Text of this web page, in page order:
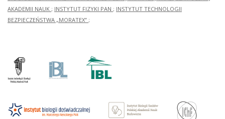
AKADEMII NAUK ; INSTYTUT FIZYKI PAN ; INSTYTUT TECHNOLOGII
BEZPIECZEŃSTWA „MORATEX” ;